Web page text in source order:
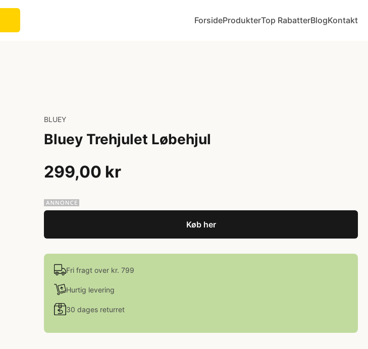
ForsideProdukterTop RabatterBlogKontakt
BLUEY
Bluey Trehjulet Løbehjul
299,00 kr
Køb her
Fri fragt over kr. 799
Hurtig levering
30 dages returret